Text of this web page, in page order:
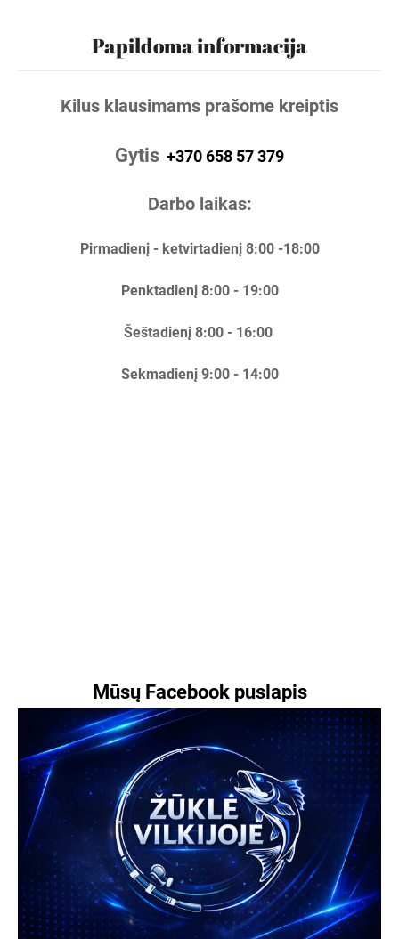
Papildoma informacija
Kilus klausimams prašome kreiptis
Gytis +370 658 57 379
Darbo laikas:
Pirmadienį - ketvirtadienį 8:00 -18:00
Penktadienį 8:00 - 19:00
Šeštadienį 8:00 - 16:00
Sekmadienį 9:00 - 14:00
Mūsų Facebook puslapis